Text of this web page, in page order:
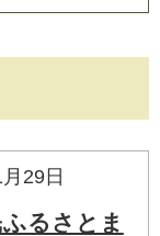
29日
るさとま